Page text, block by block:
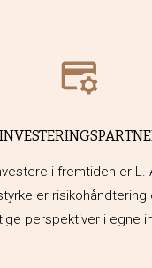
i fremtiden er L.
er risikohåndtering
perspektiver i egne